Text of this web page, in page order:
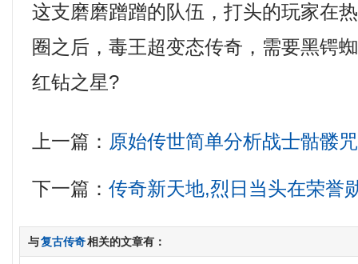
这支磨磨蹭蹭的队伍，打头的玩家在
圈之后，毒王超变态传奇，需要黑锷
红钻之星?
上一篇： 原始传世简单分析战士骷髅咒
下一篇：传奇新天地,烈日当头在荣誉
与复古传奇相关的文章有：